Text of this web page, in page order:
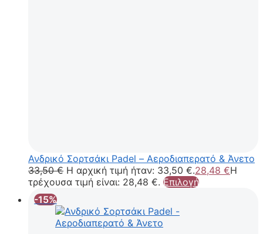
Ανδρικό Σορτσάκι Padel – Αεροδιαπερατό & Άνετο
33,50€ Η αρχική τιμή ήταν: 33,50 €.28,48 €Η
τρέχουσα τιμή είναι: 28,48 €. Επιλογή
-15%